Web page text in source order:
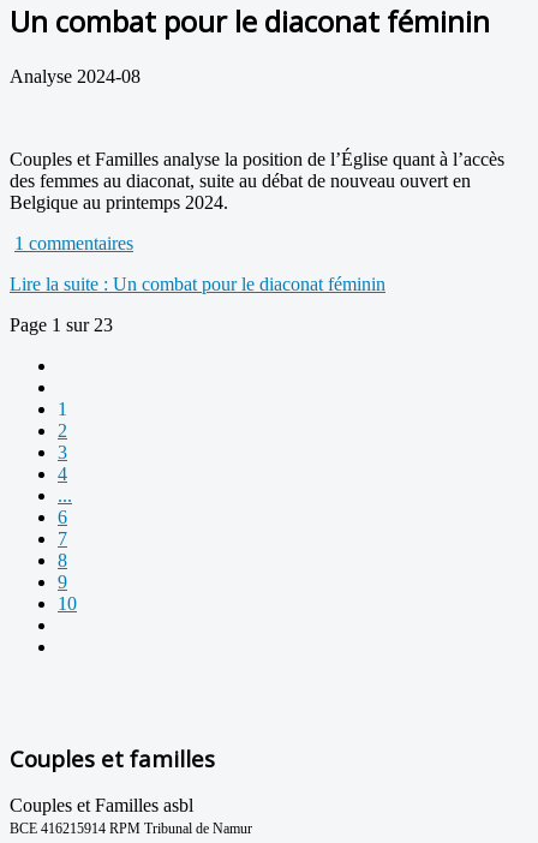
Un combat pour le diaconat féminin
Analyse 2024-08
Couples et Familles analyse la position de l’Église quant à l’accès
des femmes au diaconat, suite au débat de nouveau ouvert en
Belgique au printemps 2024.
1 commentaires
Lire la suite : Un combat pour le diaconat féminin
Page 1 sur 23
1
2
3
4
...
6
7
8
9
10
Couples et familles
Couples et Familles asbl
BCE 416215914 RPM Tribunal de Namur